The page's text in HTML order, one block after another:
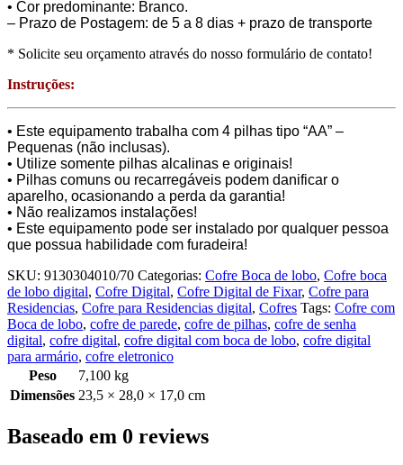
• Cor predominante: Branco.
– Prazo de Postagem: de 5 a 8 dias + prazo de transporte
* Solicite seu orçamento através do nosso formulário de contato!
Instruções:
• Este equipamento trabalha com 4 pilhas tipo “AA” –
Pequenas (não inclusas).
• Utilize somente pilhas alcalinas e originais!
• Pilhas comuns ou recarregáveis podem danificar o
aparelho, ocasionando a perda da garantia!
• Não realizamos instalações!
• Este equipamento pode ser instalado por qualquer pessoa
que possua habilidade com furadeira!
SKU: 9130304010/70 Categorias: Cofre Boca de lobo, Cofre boca
de lobo digital, Cofre Digital, Cofre Digital de Fixar, Cofre para
Residencias, Cofre para Residencias digital, Cofres Tags: Cofre com
Boca de lobo, cofre de parede, cofre de pilhas, cofre de senha
digital, cofre digital, cofre digital com boca de lobo, cofre digital
para armário, cofre eletronico
Peso
7,100 kg
Dimensões 23,5 × 28,0 × 17,0 cm
Baseado em 0 reviews